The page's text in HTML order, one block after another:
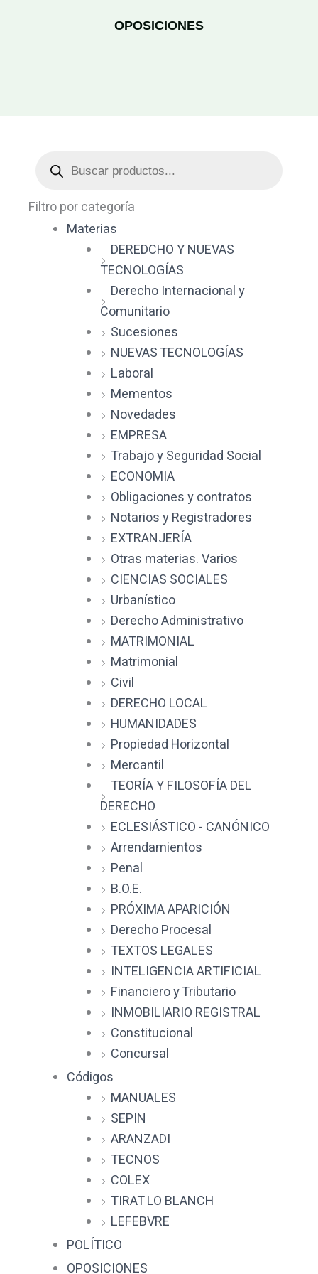
OPOSICIONES
productos
Filtro por categoría
Materias
DEREDCHO Y NUEVAS
TECNOLOGÍAS
Derecho Internacional y
Comunitario
Sucesiones
NUEVAS TECNOLOGÍAS
Laboral
Mementos
Novedades
EMPRESA
Trabajo y Seguridad Social
ECONOMIA
Obligaciones y contratos
Notarios y Registradores
EXTRANJERÍA
Otras materias. Varios
CIENCIAS SOCIALES
Urbanístico
Derecho Administrativo
MATRIMONIAL
Matrimonial
Civil
DERECHO LOCAL
HUMANIDADES
Propiedad Horizontal
Mercantil
TEORÍA Y FILOSOFÍA DEL
DERECHO
ECLESIÁSTICO - CANÓNICO
Arrendamientos
Penal
B.O.E.
PRÓXIMA APARICIÓN
Derecho Procesal
TEXTOS LEGALES
INTELIGENCIA ARTIFICIAL
Financiero y Tributario
INMOBILIARIO REGISTRAL
Constitucional
Concursal
Códigos
MANUALES
SEPIN
ARANZADI
TECNOS
COLEX
TIRAT LO BLANCH
LEFEBVRE
POLÍTICO
OPOSICIONES